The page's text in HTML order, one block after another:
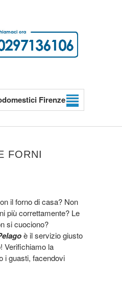
Firenze
FORNI
il forno di casa? Non
più correttamente? Le
si cuociono?
è il servizio giusto
Verifichiamo la
i guasti, facendovi